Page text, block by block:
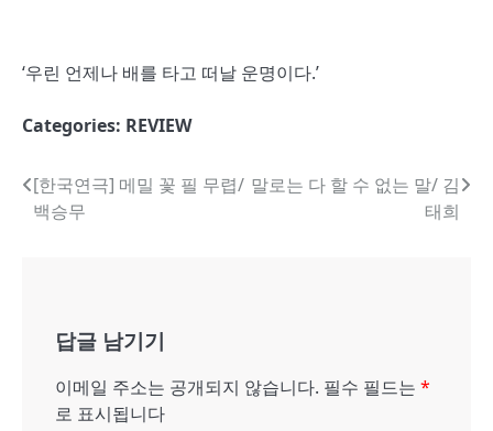
‘우린 언제나 배를 타고 떠날 운명이다.’
Categories: REVIEW
글
내
[한국연극] 메밀 꽃 필 무렵/
백승무
말로는 다 할 수 없는 말/ 김
태희
답글 남기기
이메일 주소는 공개되지 않습니다. 필수 필드는 *
로 표시됩니다